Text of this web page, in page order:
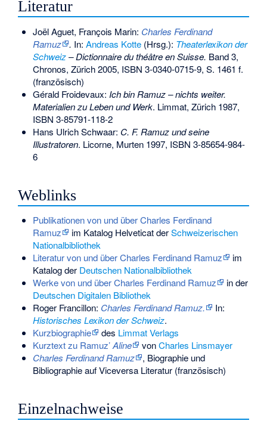
Literatur
Joël Aguet, François Marin: Charles Ferdinand
Ramuz
. In: Andreas Kotte(Hrsg.): Theaterlexikon der
Schweiz– Dictionnaire du théâtre en Suisse. Band 3,
Chronos, Zürich 2005, ISBN 3-0340-0715-9, S. 1461 f.
(französisch)
Gérald Froidevaux: Ich bin Ramuz – nichts weiter.
Materialien zu Leben und Werk. Limmat, Zürich 1987,
ISBN 3-85791-118-2
Hans Ulrich Schwaar: C. F. Ramuz und seine
Illustratoren. Licorne, Murten 1997, ISBN 3-85654-984-
6
Weblinks
Publikationen von und über Charles Ferdinand
Ramuz
im Katalog Helveticat derSchweizerischen
Nationalbibliothek
Literatur von und über Charles Ferdinand Ramuz
im
Katalog der Deutschen Nationalbibliothek
Werke von und über Charles Ferdinand Ramuz
in der
Deutschen Digitalen Bibliothek
Roger Francillon: Charles Ferdinand Ramuz.
In:
Historisches Lexikon der Schweiz.
Kurzbiographie
des Limmat Verlags
Kurztext zu Ramuz’Aline vonCharles Linsmayer
Charles Ferdinand Ramuz
, Biographie und
Bibliographie auf Viceversa Literatur (französisch)
Einzelnachweise